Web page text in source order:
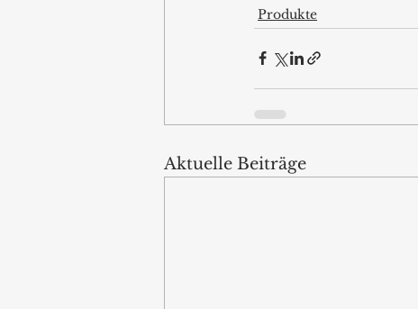
Produkte
Aktuelle Beiträge